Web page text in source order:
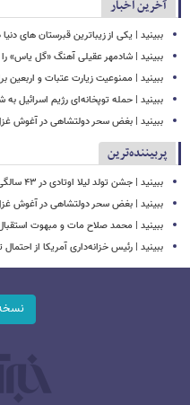
آخرین اخبار
ببینید | یکی از زیباترین قبرستان های
ببینید | شادمهر عقیلی آهنگ «گل یاس» را پس از ۲۸ سال
ببینید | ممنوعیت زیارت عتبات و اربعین
ببینید | حمله توپخانه‌ای رژیم اسرائیل
ببینید | بغض سحر دولتشاهی در آغوش
پربیننده‌ترین
ببینید | جشن تولد لیلا اوتادی در ۴۳ سالگی‌اش با یک سورپرایز
ببینید | بغض سحر دولتشاهی در آغوش
ببینید | محمد صلاح مات و مبهوت استقبال
ببینید | رئیس خزانه‌داری آمریکا از احتمال